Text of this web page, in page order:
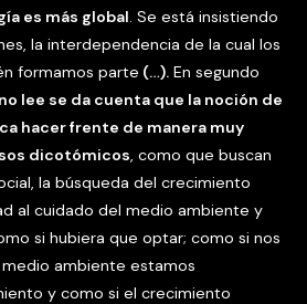
es más global. Se está insistiendo
la interdependencia de la cual los
formamos parte (…). En segundo
lee se da cuenta que la noción de
hacer frente de manera muy
dicotómicos, como que buscan
la búsqueda del crecimiento
al cuidado del medio ambiente y
si hubiera que optar; como si nos
ambiente estamos
y como si el crecimiento